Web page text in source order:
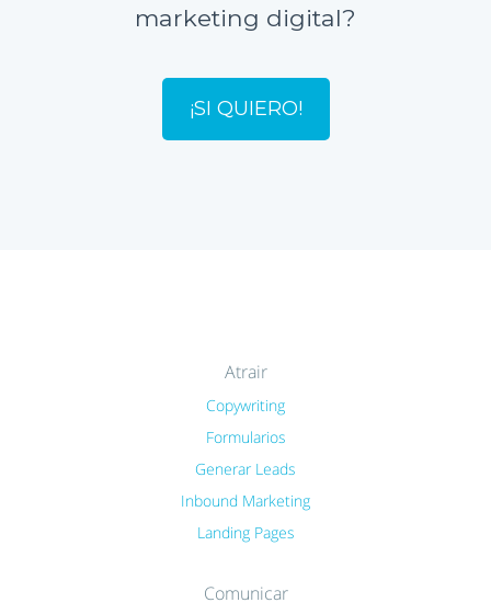
marketing digital?
¡SI QUIERO!
Atrair
Copywriting
Formularios
Generar Leads
Inbound Marketing
Landing Pages
Comunicar